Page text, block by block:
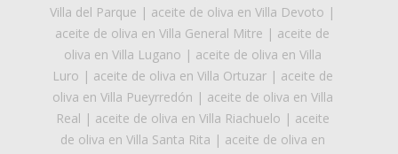
Villa del Parque | aceite de oliva en Villa Devoto |
aceite de oliva en Villa General Mitre | aceite de
oliva en Villa Lugano | aceite de oliva en Villa
Luro | aceite de oliva en Villa Ortuzar| aceite de
oliva en Villa Pueyrredón | aceite de oliva en Villa
Real | aceite de oliva en Villa Riachuelo | aceite
de oliva en Villa Santa Rita | aceite de oliva en